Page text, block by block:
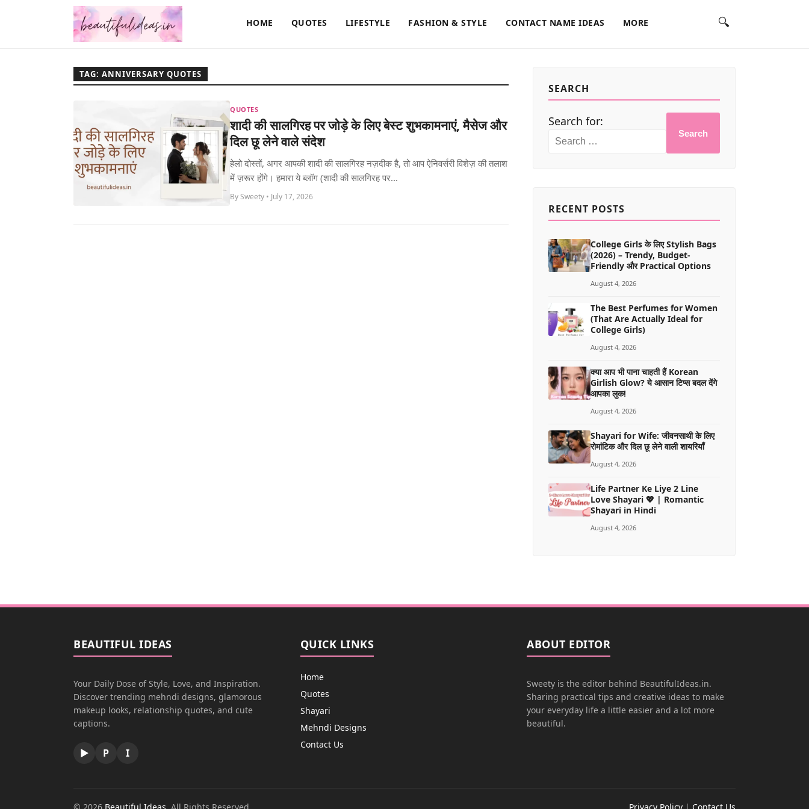
HOME QUOTES LIFESTYLE FASHION & STYLE CONTACT NAME IDEAS MORE 🔍
TAG: ANNIVERSARY QUOTES
QUOTES
शादी की सालगिरह पर जोड़े के लिए बेस्ट शुभकामनाएं, मैसेज और
दिल छू लेने वाले संदेश
हेलो दोस्तों, अगर आपकी शादी की सालगिरह नज़दीक है, तो आप ऐनिवर्सरी विशेज़ की तलाश
में ज़रूर होंगे। हमारा ये ब्लॉग (शादी की सालगिरह पर...
By Sweety • July 17, 2026
SEARCH
Search for:
Search
RECENT POSTS
College Girls के लिए Stylish Bags
(2026) – Trendy, Budget-
Friendly और Practical Options
August 4, 2026
The Best Perfumes for Women
(That Are Actually Ideal for
College Girls)
August 4, 2026
क्या आप भी पाना चाहती हैं Korean
Girlish Glow? ये आसान टिप्स बदल देंगे
आपका लुक!
August 4, 2026
Shayari for Wife: जीवनसाथी के लिए
रोमांटिक और दिल छू लेने वाली शायरियाँ
August 4, 2026
Life Partner Ke Liye 2 Line
Love Shayari 💖 | Romantic
Shayari in Hindi
August 4, 2026
BEAUTIFUL IDEAS
Your Daily Dose of Style, Love, and Inspiration.
Discover trending mehndi designs, glamorous
makeup looks, relationship quotes, and cute
captions.
▶ P I
QUICK LINKS
Home
Quotes
Shayari
Mehndi Designs
Contact Us
ABOUT EDITOR
Sweety is the editor behind BeautifulIdeas.in.
Sharing practical tips and creative ideas to make
your everyday life a little easier and a lot more
beautiful.